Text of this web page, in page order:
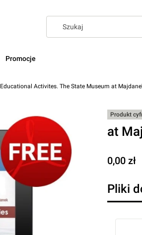
Promocje
Educational Activites. The State Museum at
Produkt
at
Cena
0,00 zł
Pliki